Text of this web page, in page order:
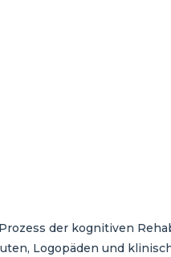
der kognitiven
Logopäden und